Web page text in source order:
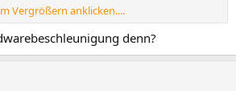
Fitz 1700 Repeater. Der läuft ohne
alte Box deutlich besser.
Vergrößern anklicken....
denn?